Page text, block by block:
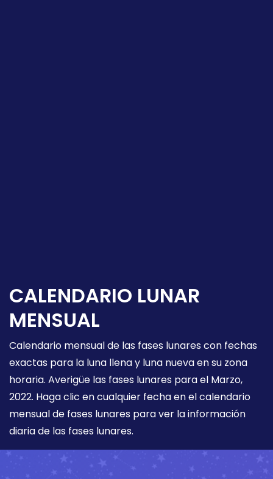
CALENDARIO LUNAR
MENSUAL
Calendario mensual de las fases lunares con fechas
exactas para la luna llena y luna nueva en su zona
horaria. Averigüe las fases lunares para el Marzo,
2022. Haga clic en cualquier fecha en el calendario
mensual de fases lunares para ver la información
diaria de las fases lunares.